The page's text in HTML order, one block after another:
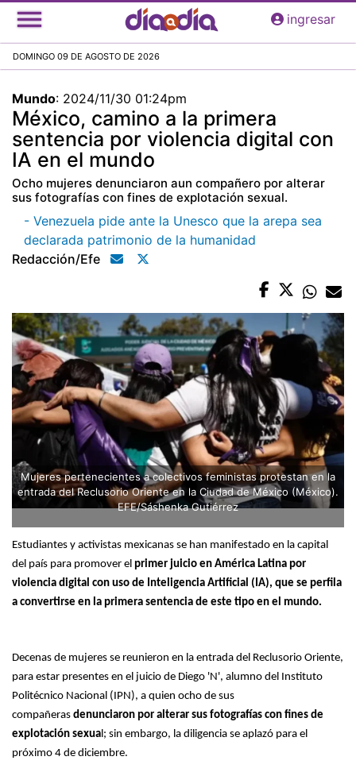
Pasar
al
principal
ingresar
DOMINGO 09 DE AGOSTO DE 2026
Mundo: 2024/11/30 01:24pm
México, camino a la primera
sentencia por violencia digital con
IA en el mundo
Ocho mujeres denunciaron aun compañero por alterar
sus fotografías con fines de explotación sexual.
- Venezuela pide ante la Unesco que la arepa sea
declarada patrimonio de la humanidad
Redacción/efe
Mujeres pertenecientes a colectivos feministas protestan en la
entrada del Reclusorio Oriente en la Ciudad de México (México).
EFE/Sáshenka Gutiérrez
Estudiantes y activistas mexicanas se han manifestado en la capital
del país para promover el primer juicio en América Latina por
violencia digital con uso de Inteligencia Artificial (IA), que se perfila
a convertirse en la primera sentencia de este tipo en el mundo.
Decenas de mujeres se reunieron en la entrada del Reclusorio Oriente,
para estar presentes en el juicio de Diego 'N', alumno del Instituto
Politécnico Nacional (IPN), a quien ocho de sus
compañeras denunciaron por alterar sus fotografías con fines de
explotación sexual; sin embargo, la diligencia se aplazó para el
próximo 4 de diciembre.